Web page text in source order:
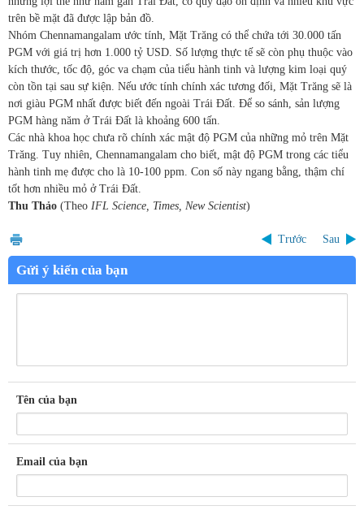
trên bề mặt đã được lập bản đồ.
Nhóm Chennamangalam ước tính, Mặt Trăng có thể chứa tới 30.000 tấn
PGM với giá trị hơn 1.000 tỷ USD. Số lượng thực tế sẽ còn phụ thuộc vào
kích thước, tốc độ, góc va chạm của tiểu hành tinh và lượng kim loại quý
còn tồn tại sau sự kiện. Nếu ước tính chính xác tương đối, Mặt Trăng sẽ là
nơi giàu PGM nhất được biết đến ngoài Trái Đất. Để so sánh, sản lượng
PGM hàng năm ở Trái Đất là khoảng 600 tấn.
Các nhà khoa học chưa rõ chính xác mật độ PGM của những mỏ trên Mặt
Trăng. Tuy nhiên, Chennamangalam cho biết, mật độ PGM trong các tiểu
hành tinh mẹ được cho là 10-100 ppm. Con số này ngang bằng, thậm chí
tốt hơn nhiều mỏ ở Trái Đất.
Thu Thảo (Theo IFL Science, Times, New Scientist)
Trước Sau
Gửi ý kiến của bạn
Tên của bạn
Email của bạn